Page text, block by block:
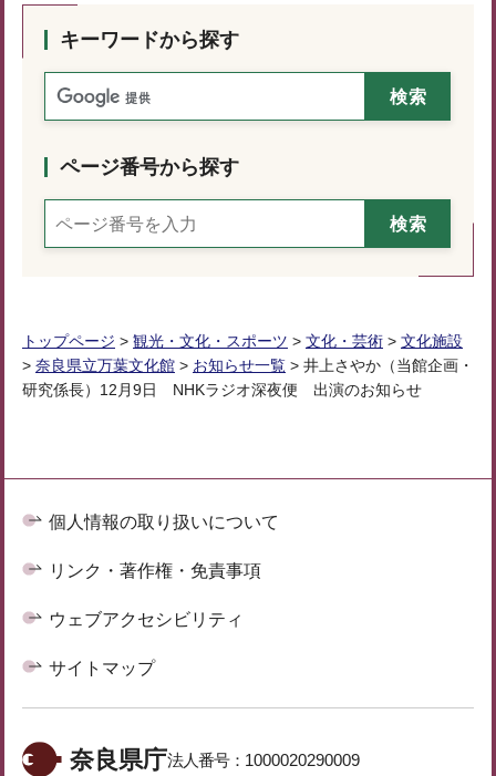
キーワードから探す
ページ番号から探す
トップページ > 観光・文化・スポーツ > 文化・芸術 > 文化施設
> 奈良県立万葉文化館 > お知らせ一覧 > 井上さやか（当館企画・
研究係長）12月9日 NHKラジオ深夜便 出演のお知らせ
個人情報の取り扱いについて
リンク・著作権・免責事項
ウェブアクセシビリティ
サイトマップ
奈良県庁法人番号： 1000020290009